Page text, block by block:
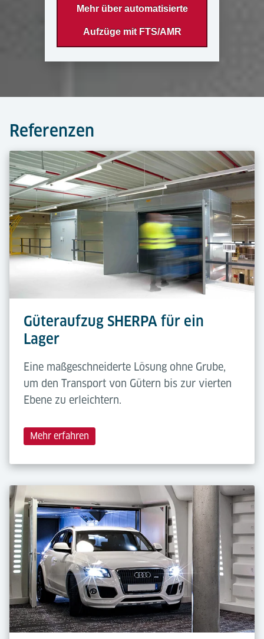
Mehr über automatisierte
Aufzüge mit FTS/AMR
Referenzen
Güteraufzug SHERPA für ein
Lager
Eine maßgeschneiderte Lösung ohne Grube,
um den Transport von Gütern bis zur vierten
Ebene zu erleichtern.
Mehr erfahren